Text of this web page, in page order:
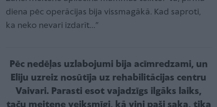
diena pēc operācijas bija vissmagākā. Kad saproti,
ka neko nevari izdarīt...”
Pēc nedēļas uzlabojumi bija acīmredzami, un
Eliju uzreiz nosūtīja uz rehabilitācijas centru
Vaivari. Parasti esot vajadzīgs ilgāks laiks,
taču meitene veiksmīgi, kā viņi paši saka, tika